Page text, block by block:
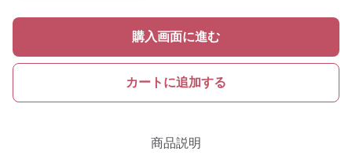
購入画面に進む
カートに追加する
商品説明